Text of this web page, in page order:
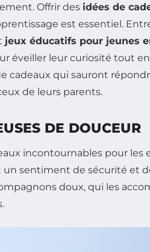
Offrir des idées de
est essentiel.
jeux éducatifs pour jeunes
éveiller leur curiosité tout en
cadeaux qui sauront
de leurs parents.
DE DOUCEUR
incontournables pour les
un sentiment de sécurité et
doux, qui les